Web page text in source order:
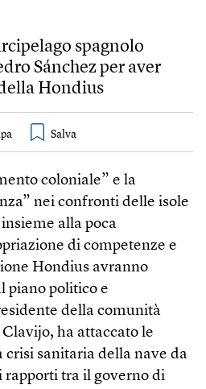
spagnolo
Sánchez per aver
Hondius
coloniale” e la
nei confronti delle isole
alla poca
di competenze e
Hondius avranno
piano politico e
della comunità
ha attaccato le
sanitaria della nave da
rapporti tra il governo di